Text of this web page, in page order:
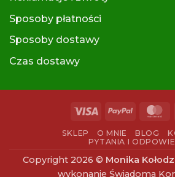
Sposoby płatności
Sposoby dostawy
Czas dostawy
Visa PayPal
SKLEP O MNIE BLOG
PYTANIA I
Copyright 2026 © Monika
wykonanie Świadoma